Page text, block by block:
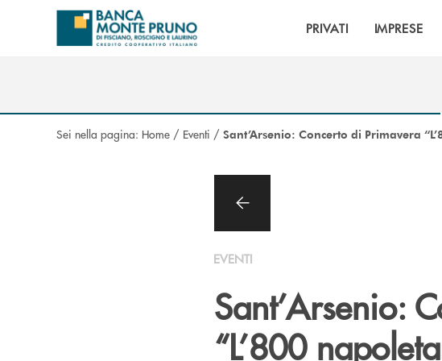
Salta al contenuto principale
PRIVATI IMPRESE
Sei nella pagina: Home / Eventi / Sant’Arsenio: Concerto di Primavera
EVENTI
Sant’Arsenio:
“L’800